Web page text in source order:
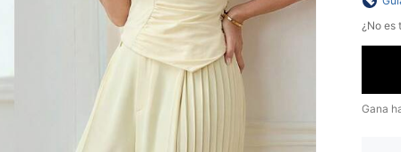
¿No es
Gana